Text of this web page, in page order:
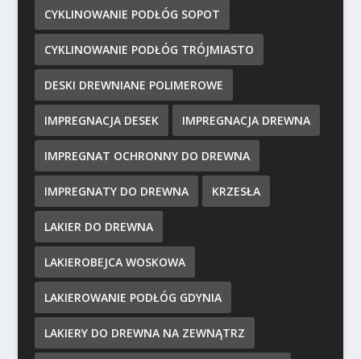
CYKLINOWANIE PODŁÓG SOPOT
CYKLINOWANIE PODŁÓG TRÓJMIASTO
DESKI DREWNIANE POLIMEROWE
IMPREGNACJA DESEK IMPREGNACJA DREWNA
IMPREGNAT OCHRONNY DO DREWNA
IMPREGNATY DO DREWNA KRZESŁA
LAKIER DO DREWNA
LAKIEROBEJCA WOSKOWA
LAKIEROWANIE PODŁÓG GDYNIA
LAKIERY DO DREWNA NA ZEWNĄTRZ